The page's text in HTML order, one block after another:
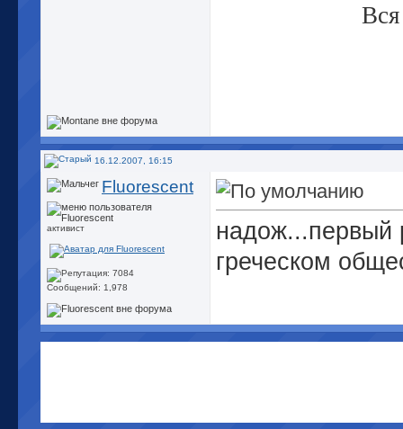
16.12.2007, 16:15
Fluorescent
активист
Сообщений: 1,978
надож...первый
греческом